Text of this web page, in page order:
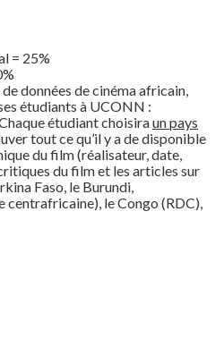
= 25%
données de cinéma africain,
étudiants à UCONN :
étudiant choisiraun pays
tout ce qu’il y a de disponible
du film (réalisateur, date,
du film et les articles sur
Faso, le Burundi,
centrafricaine), le Congo (RDC),